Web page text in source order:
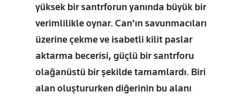
yüksek bir santrforun yanında büyük bir
verimlilikle oynar. Can'ın savunmacıları
üzerine çekme ve isabetli kilit paslar
aktarma becerisi, güçlü bir santrforu
olağanüstü bir şekilde tamamlardı. Biri
alan oluştururken diğerinin bu alanı